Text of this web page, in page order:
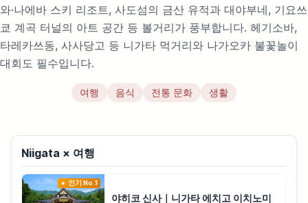
와·나에바 스키 리조트, 사도섬의 금산 유적과 대야부네, 기요쓰
쿄 계곡 터널의 아트 공간 등 볼거리가 풍부합니다. 헤기소바,
타레카쓰동, 사사당고 등 니가타 먹거리와 나가오카 불꽃놀이
대회도 필수입니다.
여행 음식 전통 문화 생활
Niigata × 여행
인기 No.1
야히코 신사｜니가타 에치고 이치노미